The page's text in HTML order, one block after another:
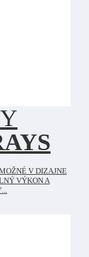
V DIZAJNE
VÝKON A